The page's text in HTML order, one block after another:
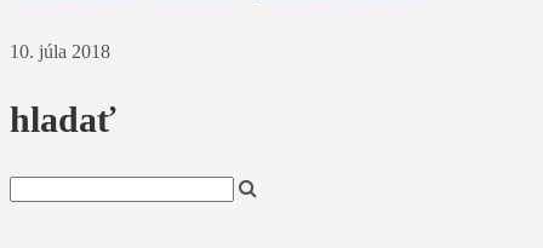
10. júla 2018
hladať